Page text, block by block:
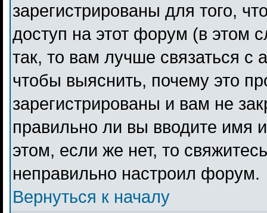
зарегистрированы для того,
доступ на этот форум (в этом
так, то вам лучше связаться
чтобы выяснить, почему это
зарегистрированы и вам не
правильно ли вы вводите имя
этом, если же нет, то
неправильно настроил форум.
Вернуться к началу